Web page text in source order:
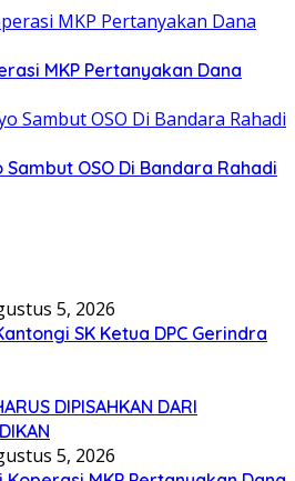
MKP Pertanyakan Dana
OSO Di Bandara Rahadi
5, 2026
SK Ketua DPC Gerindra
DIPISAHKAN DARI
5, 2026